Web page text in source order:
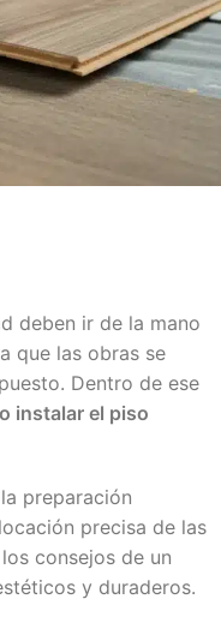
deben ir de la mano
que las obras se
Dentro de ese
instalar el piso
preparación
precisa de las
consejos de un
y duraderos.